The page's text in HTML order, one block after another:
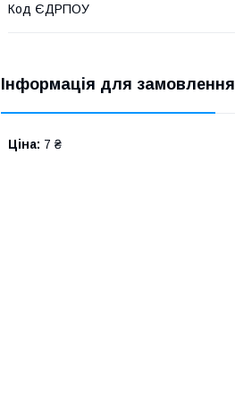
Код ЄДРПОУ
Інформація для замовлення
Ціна: 7 ₴